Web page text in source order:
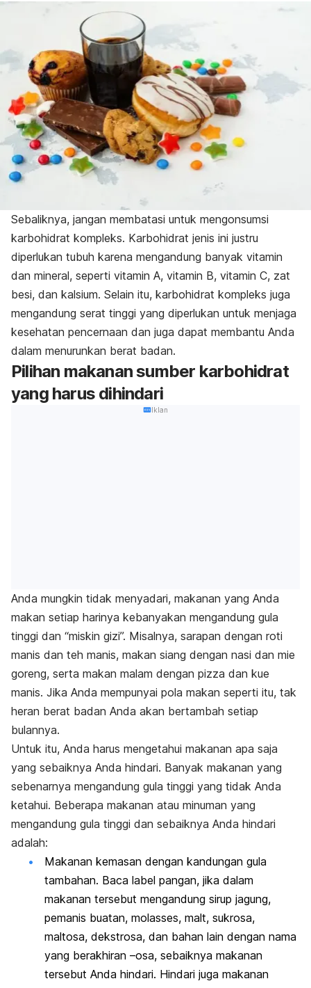
Sebaliknya, jangan membatasi untuk mengonsumsi
karbohidrat kompleks. Karbohidrat jenis ini justru
diperlukan tubuh karena mengandung banyak vitamin
dan mineral, seperti vitamin A, vitamin B, vitamin C, zat
besi, dan kalsium. Selain itu, karbohidrat kompleks juga
mengandung serat tinggi yang diperlukan untuk menjaga
kesehatan pencernaan dan juga dapat membantu Anda
dalam menurunkan berat badan.
Pilihan makanan sumber karbohidrat
yang harus dihindari
Iklan
Anda mungkin tidak menyadari, makanan yang Anda
makan setiap harinya kebanyakan mengandung gula
tinggi dan “miskin gizi”. Misalnya, sarapan dengan roti
manis dan teh manis, makan siang dengan nasi dan mie
goreng, serta makan malam dengan pizza dan kue
manis. Jika Anda mempunyai pola makan seperti itu, tak
heran berat badan Anda akan bertambah setiap
bulannya.
Untuk itu, Anda harus mengetahui makanan apa saja
yang sebaiknya Anda hindari. Banyak makanan yang
sebenarnya mengandung gula tinggi yang tidak Anda
ketahui. Beberapa makanan atau minuman yang
mengandung gula tinggi dan sebaiknya Anda hindari
adalah:
Makanan kemasan dengan kandungan gula
tambahan. Baca label pangan, jika dalam
makanan tersebut mengandung sirup jagung,
pemanis buatan, molasses, malt, sukrosa,
maltosa, dekstrosa, dan bahan lain dengan nama
yang berakhiran –osa, sebaiknya makanan
tersebut Anda hindari. Hindari juga makanan